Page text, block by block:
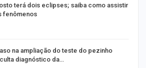
terá dois eclipses; saiba como assistir
fenômenos
na ampliação do teste do pezinho
diagnóstico da…